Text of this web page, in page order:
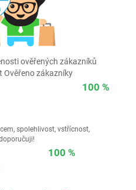
ověřených zákazníků
Ověřeno zákazníky
100 %
spolehlivost, vstřícnost,
100 %